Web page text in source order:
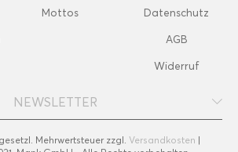
Mottos
Datenschutz
AGB
Widerruf
NEWSLETTER
Mehrwertsteuer zzgl. Versandkosten |